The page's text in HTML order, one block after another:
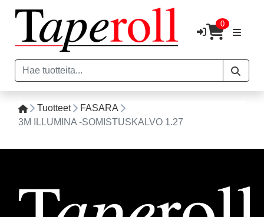
0
Tuotteet
FASARA
3M ILLUMINA -SOMISTUSKALVO 1.27